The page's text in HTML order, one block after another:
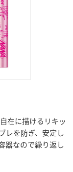
在に描けるリキッ
レを防ぎ、安定し
器なので繰り返し